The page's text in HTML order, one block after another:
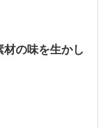
材の味を生かし